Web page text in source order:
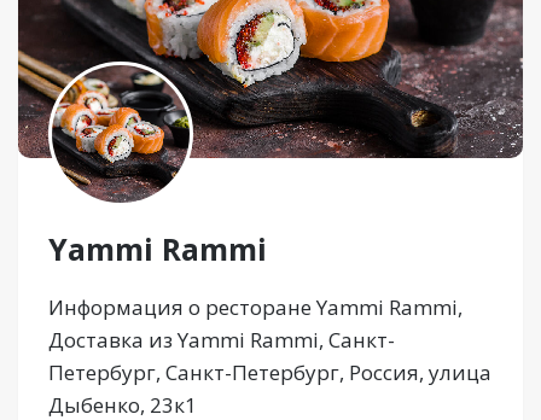
Yammi Rammi
Информация о ресторане Yammi Rammi,
Доставка из Yammi Rammi, Санкт-
Петербург, Санкт-Петербург, Россия, улица
Дыбенко, 23к1